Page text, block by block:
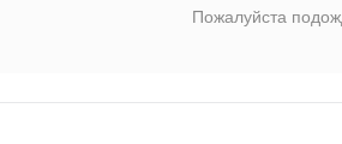
Пожалуйста